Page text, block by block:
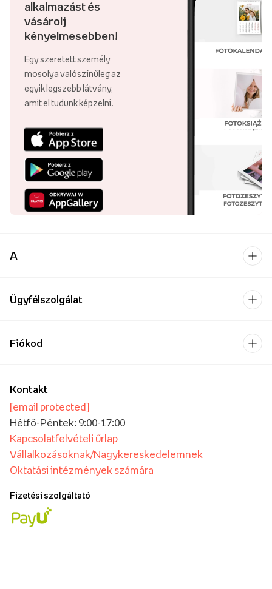
alkalmazást és
vásárolj
kényelmesebben!
Egy szeretett személy
mosolya valószínűleg az
egyik legszebb látvány,
amit el tudunk képzelni.
A
Ügyfélszolgálat
Kontakt
[email protected]
Hétfő-Péntek: 9:00-17:00
Kapcsolatfelvételi űrlap
Vállalkozásoknak/Nagykereskedelemnek
Oktatási intézmények számára
Fizetési szolgáltató
Fiókod